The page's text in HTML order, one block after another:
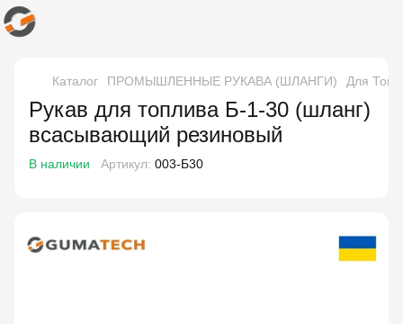
Каталог ПРОМЫШЛЕННЫЕ РУКАВА (ШЛАНГИ) Для
Рукав для топлива Б-1-30 (шланг)
всасывающий резиновый
В наличии Артикул: 003-Б30